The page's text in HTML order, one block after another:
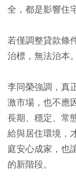
全，都是影響住
若僅調整貸款條
治標，無法治本。
李同榮強調，真
激市場，也不應
長期、穩定、常
給與居住環境，
庭安心成家，也
的新階段。